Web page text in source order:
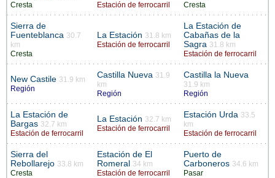
Cresta
Estación de ferrocarril
Cresta
Sierra de
Fuenteblanca 30.7
km
Cresta
La Estación 31.8 km
Estación de ferrocarril
La Estación de
Cabañas de la
Sagra 31.8 km
Estación de ferrocarril
New Castile 31.9 km
Región
Castilla Nueva 31.9
km
Región
Castilla la Nueva
31.9 km
Región
La Estación de
Bargas 32.7 km
Estación de ferrocarril
La Estación 32.7 km
Estación de ferrocarril
Estación Urda 33.5
km
Estación de ferrocarril
Sierra del
Rebollarejo 33.8 km
Cresta
Estación de El
Romeral
34 km
Estación de ferrocarril
Puerto de
Carboneros 34.6 km
Pasar